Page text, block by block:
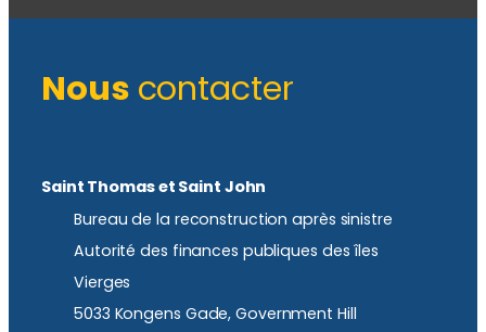
Nous contacter
Saint Thomas et Saint John
Bureau de la reconstruction après sinistre
Autorité des finances publiques des îles
Vierges
5033 Kongens Gade, Government Hill